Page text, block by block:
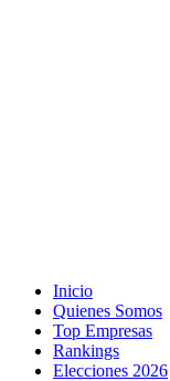
Inicio
Quienes Somos
Top Empresas
Rankings
Elecciones 2026